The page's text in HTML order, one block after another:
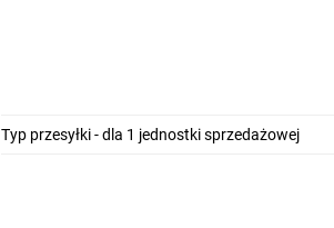
Typ przesyłki - dla 1 jednostki sprzedażowej